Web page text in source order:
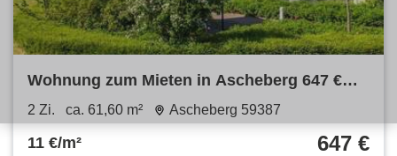
Wohnung zum Mieten in Ascheberg 647 €
61.6 m²
2 Zi. ca. 61,60 m² Ascheberg 59387
11 €/m² 647 €